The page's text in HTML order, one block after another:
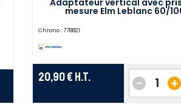
Adaptateur vertical avec
mesure Elm Leblanc 60/
Chrono :778821
20,90 € H.T. +
-